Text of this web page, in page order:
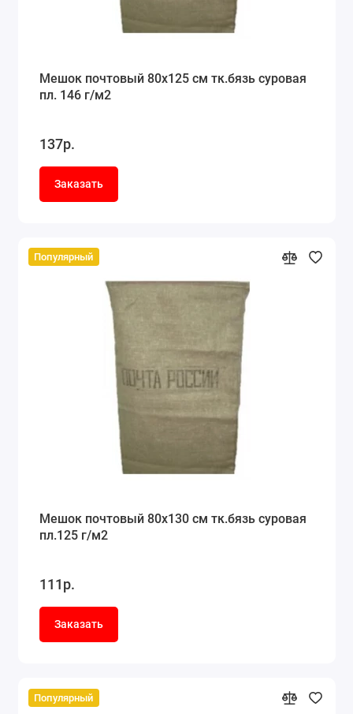
Мешок почтовый 80x125 см тк.бязь суровая
пл. 146 г/м2
137р.
Заказать
Популярный
Мешок почтовый 80x130 см тк.бязь суровая
пл.125 г/м2
111р.
Заказать
Популярный